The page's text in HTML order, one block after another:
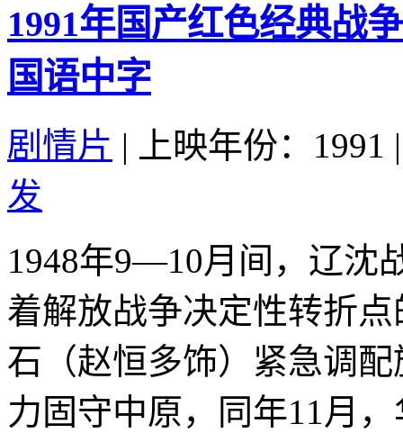
1991年国产红色经典战
国语中字
剧情片 | 上映年份：1991 |
发
1948年9—10月间，辽沈
着解放战争决定性转折
石（赵恒多饰）紧急调
力固守中原，同年11月